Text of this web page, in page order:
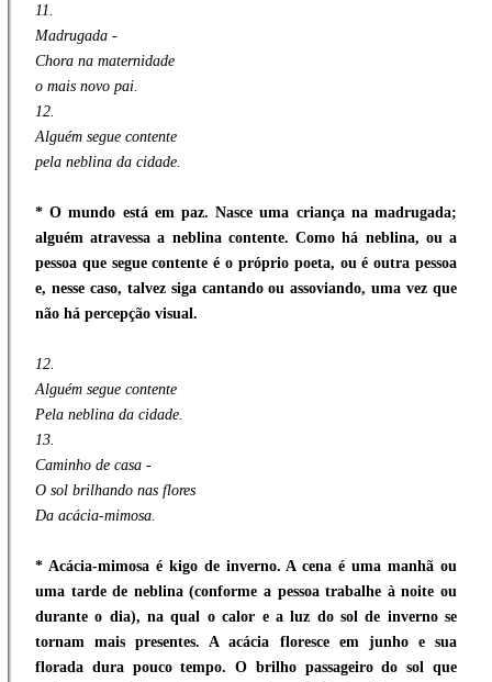
11.
Madrugada -
Chora na maternidade
o mais novo pai.
12.
Alguém segue contente
pela neblina da cidade.
* O mundo está em paz. Nasce uma criança na madrugada;
alguém atravessa a neblina contente. Como há neblina, ou a
pessoa que segue contente é o próprio poeta, ou é outra pessoa
e, nesse caso, talvez siga cantando ou assoviando, uma vez que
não há percepção visual.
12.
Alguém segue contente
Pela neblina da cidade.
13.
Caminho de casa -
O sol brilhando nas flores
Da acácia-mimosa.
* Acácia-mimosa é kigo de inverno. A cena é uma manhã ou
uma tarde de neblina (conforme a pessoa trabalhe à noite ou
durante o dia), na qual o calor e a luz do sol de inverno se
tornam mais presentes. A acácia floresce em junho e sua
florada dura pouco tempo. O brilho passageiro do sol que